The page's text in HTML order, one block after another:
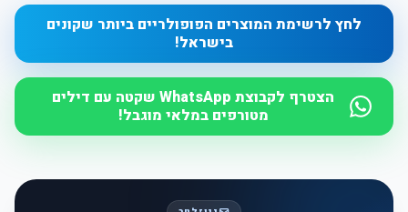
לחץ לרשימת המוצרים הפופולריים ביותר שקונים
בישראל!
הצטרף לקבוצת WhatsApp שקטה עם דילים
מטורפים במלאי מוגבל!